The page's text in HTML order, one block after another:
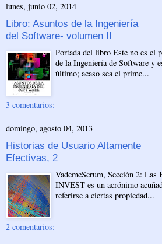
lunes, junio 02, 2014
Libro: Asuntos de la Ingeniería
del Software- volumen II
Portada del libro Este no es el
de la Ingeniería de Software y
último; acaso sea el prime...
3 comentarios:
domingo, agosto 04, 2013
Historias de Usuario Altamente
Efectivas, 2
VademeScrum, Sección 2: Las
INVEST es un acrónimo
referirse a ciertas propiedad...
2 comentarios: